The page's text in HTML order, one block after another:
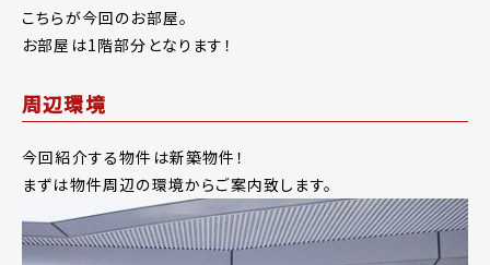
こちらが今回のお部屋。
お部屋は1階部分となります！
周辺環境
今回紹介する物件は新築物件！
まずは物件周辺の環境からご案内致します。